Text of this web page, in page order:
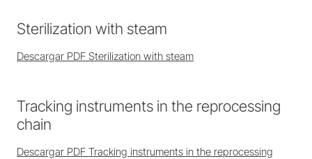
Sterilization with steam
Descargar PDF Sterilization with steam
Tracking instruments in the reprocessing
chain
Descargar PDF Tracking instruments in the reprocessing